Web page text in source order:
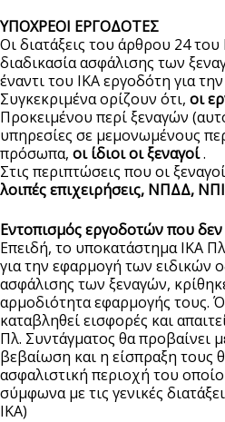
ΥΠΟΧΡΕΟΙ ΕΡΓΟΔΟΤΕΣ
Οι διατάξεις του άρθρου 24
διαδικασία ασφάλισης των
έναντι του ΙΚΑ εργοδότη για
Συγκεκριμένα ορίζουν ότι, οι
Προκειμένου περί ξεναγών
υπηρεσίες σε μεμονωμένους
πρόσωπα, οι ίδιοι οι ξεναγοί.
Στις περιπτώσεις που οι
λοιπές επιχειρήσεις, ΝΠΔΔ,
Εντοπισμός εργοδοτών που
Επειδή, το υποκατάστημα ΙΚΑ
για την εφαρμογή των ειδικών
ασφάλισης των ξεναγών,
αρμοδιότητα εφαρμογής τους.
καταβληθεί εισφορές και
Πλ. Συντάγματος θα προβαίνει
βεβαίωση και η είσπραξη τους
ασφαλιστική περιοχή του
σύμφωνα με τις γενικές
ΙΚΑ)